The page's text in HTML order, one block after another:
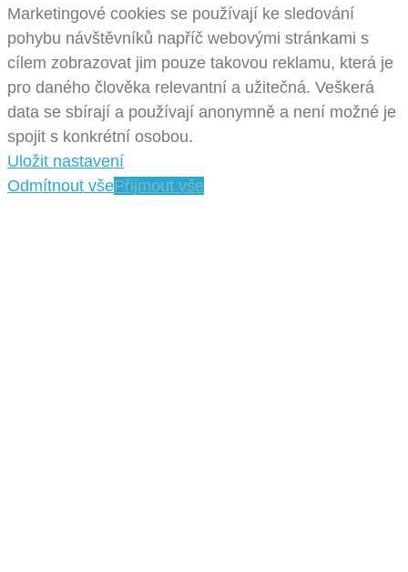
Marketingové cookies se používají ke sledování
pohybu návštěvníků napříč webovými stránkami s
cílem zobrazovat jim pouze takovou reklamu, která je
pro daného člověka relevantní a užitečná. Veškerá
data se sbírají a používají anonymně a není možné je
spojit s konkrétní osobou.
Uložit nastavení
Odmítnout všePřijmout vše